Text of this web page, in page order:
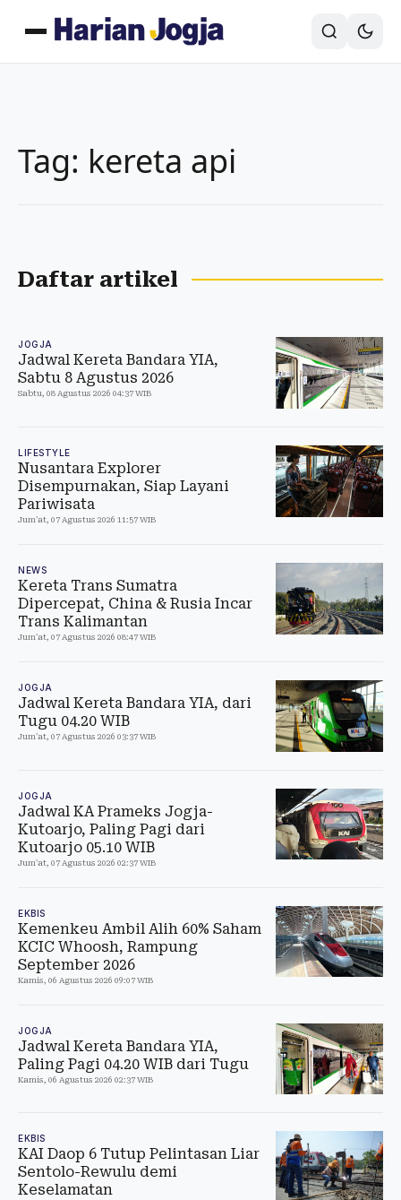
Tag: kereta api
Daftar artikel
JOGJA
Jadwal Kereta Bandara YIA,
Sabtu 8 Agustus 2026
Sabtu, 08 Agustus 2026 04:37 WIB
LIFESTYLE
Nusantara Explorer
Disempurnakan, Siap Layani
Pariwisata
Jum'at, 07 Agustus 2026 11:57 WIB
NEWS
Kereta Trans Sumatra
Dipercepat, China & Rusia Incar
Trans Kalimantan
Jum'at, 07 Agustus 2026 08:47 WIB
JOGJA
Jadwal Kereta Bandara YIA, dari
Tugu 04.20 WIB
Jum'at, 07 Agustus 2026 03:37 WIB
JOGJA
Jadwal KA Prameks Jogja-
Kutoarjo, Paling Pagi dari
Kutoarjo 05.10 WIB
Jum'at, 07 Agustus 2026 02:37 WIB
EKBIS
Kemenkeu Ambil Alih 60% Saham
KCIC Whoosh, Rampung
September 2026
Kamis, 06 Agustus 2026 09:07 WIB
JOGJA
Jadwal Kereta Bandara YIA,
Paling Pagi 04.20 WIB dari Tugu
Kamis, 06 Agustus 2026 02:37 WIB
EKBIS
KAI Daop 6 Tutup Pelintasan Liar
Sentolo-Rewulu demi
Keselamatan